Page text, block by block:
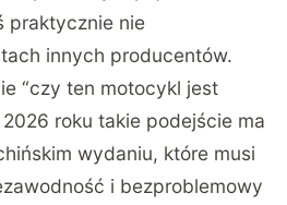
praktycznie nie
innych producentów.
“czy ten motocykl jest
roku takie podejście ma
wydaniu, które musi
i bezproblemowy